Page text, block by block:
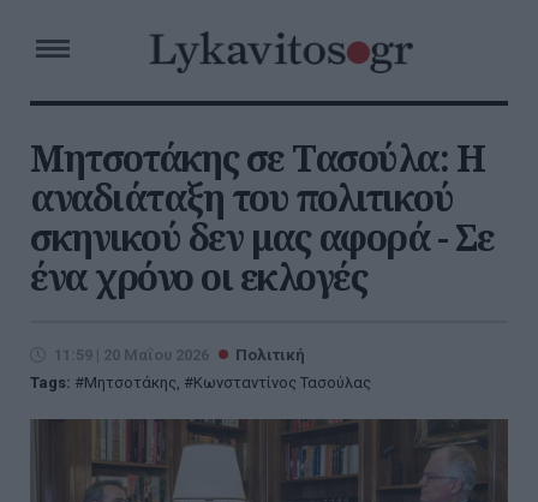
Μητσοτάκης σε Τασούλα: Η
αναδιάταξη του πολιτικού
σκηνικού δεν μας αφορά - Σε
ένα χρόνο οι εκλογές
11:59 | 20 Μαΐου 2026
Πολιτική
Tags:
Μητσοτάκης, Κωνσταντίνος Τασούλας